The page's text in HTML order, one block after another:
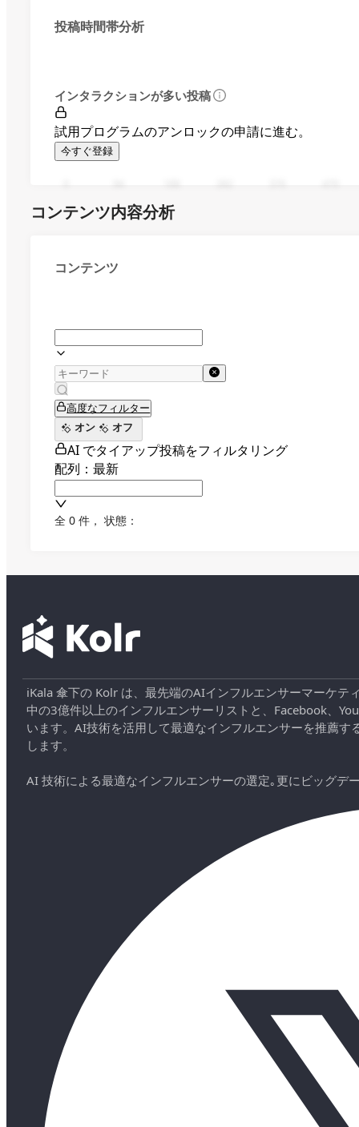
投稿時間帯分析
インタラクションが多い投稿
試用プログラムのアンロックの申請に進む。
今すぐ登録
コンテンツ内容分析
コンテンツ
高度なフィルター
オン
オフ
AI でタイアップ投稿をフィルタリング
配列：最新
全 0 件 ， 状態：
iKala 傘下の Kolr は、最先端のAIインフルエンサーマーケ
中の3億件以上のインフルエンサーリストと、Facebook、
います。AI技術を活用して最適なインフルエンサーを推薦
します。
AI 技術による最適なインフルエンサーの選定｡更にビッグデ